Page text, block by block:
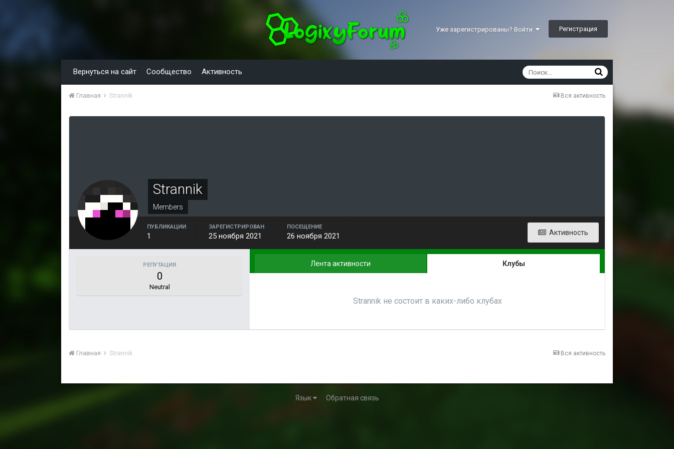
Уже зарегистрированы? Войти Регистрация
Вернуться на сайт Сообщество Активность
Вся активность
Главная Strannik
Strannik
Members
Активность
ПУБЛИКАЦИИ
1
ЗАРЕГИСТРИРОВАН
25 ноября 2021
ПОСЕЩЕНИЕ
26 ноября 2021
РЕПУТАЦИЯ
0
Neutral
Лента активности Клубы
Strannik не состоит в каких-либо клубах
Вся активность
Главная Strannik
Язык Обратная связь